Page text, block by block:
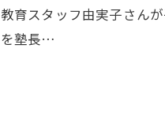
教育スタッフ由実子さん
を塾長…